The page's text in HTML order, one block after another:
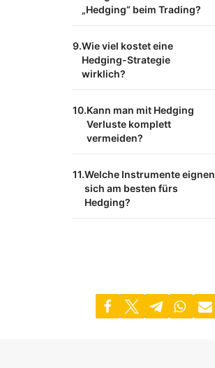
„Hedging“ beim Trading?
Wie viel kostet eine
Hedging-Strategie
wirklich?
Kann man mit Hedging
Verluste komplett
vermeiden?
Welche Instrumente eignen
sich am besten fürs
Hedging?